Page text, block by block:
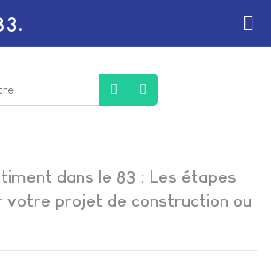
dans le 83 : Les étapes
votre projet de construction ou